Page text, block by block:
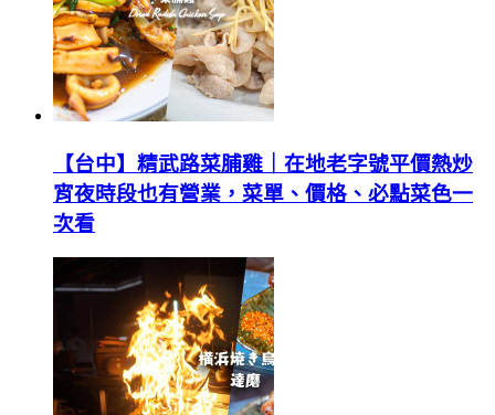
【台中】精武路菜脯雞｜在地老字號平價熱炒
宵夜時段也有營業，菜單、價格、必點菜色一
次看